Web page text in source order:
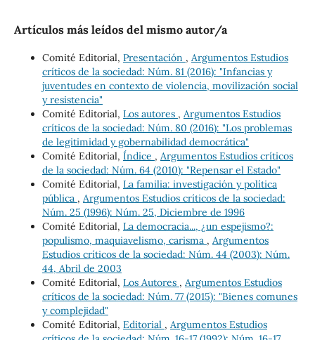
Artículos más leídos del mismo autor/a
Comité Editorial, Presentación , Argumentos Estudios
críticos de la sociedad: Núm. 81 (2016): "Infancias y
juventudes en contexto de violencia, movilización social
y resistencia"
Comité Editorial, Los autores , Argumentos Estudios
críticos de la sociedad: Núm. 80 (2016): "Los problemas
de legitimidad y gobernabilidad democrática"
Comité Editorial, Índice , Argumentos Estudios críticos
de la sociedad: Núm. 64 (2010): "Repensar el Estado"
Comité Editorial, La familia: investigación y política
pública , Argumentos Estudios críticos de la sociedad:
Núm. 25 (1996): Núm. 25, Diciembre de 1996
Comité Editorial, La democracia..., ¿un espejismo?:
populismo, maquiavelismo, carisma , Argumentos
Estudios críticos de la sociedad: Núm. 44 (2003): Núm.
44, Abril de 2003
Comité Editorial, Los Autores , Argumentos Estudios
críticos de la sociedad: Núm. 77 (2015): "Bienes comunes
y complejidad"
Comité Editorial, Editorial , Argumentos Estudios